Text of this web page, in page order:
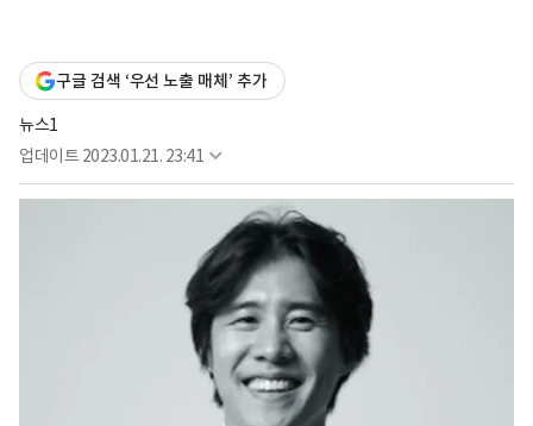
구글 검색 ‘우선 노출 매체’ 추가
뉴스1
업데이트 2023.01.21. 23:41